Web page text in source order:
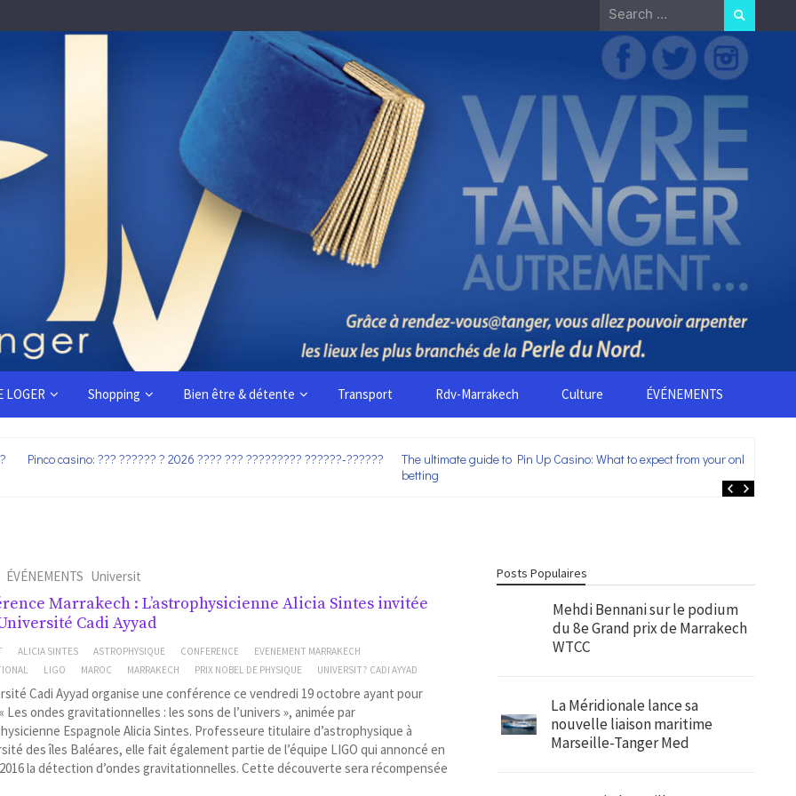
Search
for:
LOGER Shopping Bien être & détente Transport Rdv-Marrakech Culture ÉVÉNEMENTS
Pinco casino: ??? ?????? ? 2026 ???? ??? ????????? ??????-??????
The ultimate guide to Pin Up Casino: What to expect from your online
betting
ÉVÉNEMENTS Universit
Marrakech : L’astrophysicienne Alicia Sintes invitée
Cadi Ayyad
ALICIA SINTES ASTROPHYSIQUE CONFERENCE
EVENEMENT MARRAKECH
LIGO MAROC MARRAKECH PRIX NOBEL DE PHYSIQUE UNIVERSIT? CADI AYYAD
Cadi Ayyad organise une conférence ce vendredi 19 octobre ayant pour
Les ondes gravitationnelles : les sons de l’univers », animée par
Espagnole Alicia Sintes. Professeure titulaire d’astrophysique à
des îles Baléares, elle fait également partie de l’équipe LIGO qui annoncé en
la détection d’ondes gravitationnelles. Cette découverte sera récompensée
Posts Populaires
Mehdi Bennani sur le podium
du 8e Grand prix de Marrakech
WTCC
La Méridionale lance sa
nouvelle liaison maritime
Marseille-Tanger Med